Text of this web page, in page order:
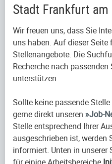
Stadt Frankfurt am
Wir freuen uns, dass Sie
uns haben. Auf dieser
Stellenangebote. Die
Recherche nach
unterstützen.
Sollte keine passende
gerne direkt unseren Job-
Stelle entsprechend Ihrer
ausgeschrieben ist, werden
informiert. Unten in unserer